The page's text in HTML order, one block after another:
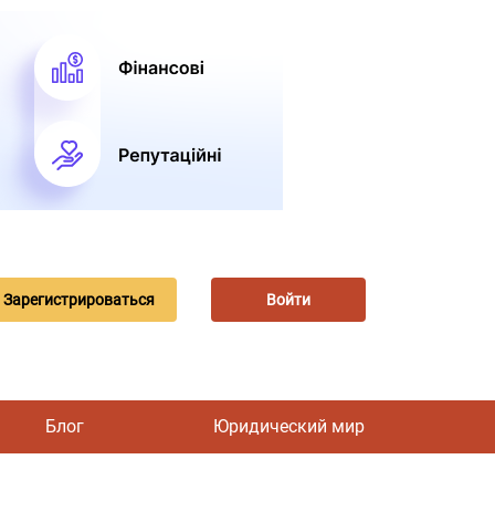
Зарегистрироваться Войти
Блог Юридический мир